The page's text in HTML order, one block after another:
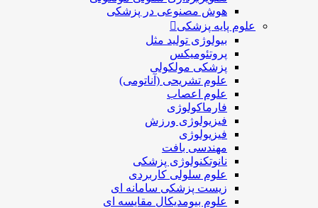
هوش مصنوعی در پزشکی
علوم پایه پزشکی
بیولوژی تولید مثل
پروتئومیکس
پزشکی مولکولی
علوم تشریحی (آناتومی)
علوم اعصاب
فارماکولوژی
فیزیولوژی ورزش
فیزیولوژی
مهندسی بافت
نانوتکنولوژی پزشکی
علوم سلولی کاربردی
زیست پزشکی سامانه ای
علوم بیومدیکال مقایسه ای